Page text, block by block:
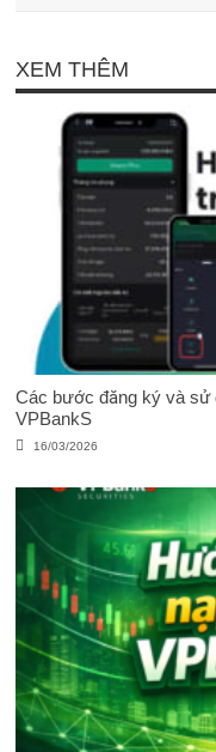
XEM THÊM
Các bước đăng ký và sử
VPBankS
16/03/2026